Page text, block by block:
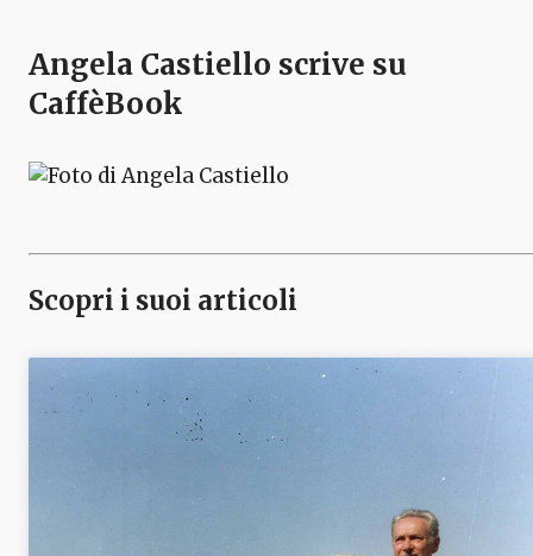
Angela Castiello scrive su
CaffèBook
Scopri i suoi articoli